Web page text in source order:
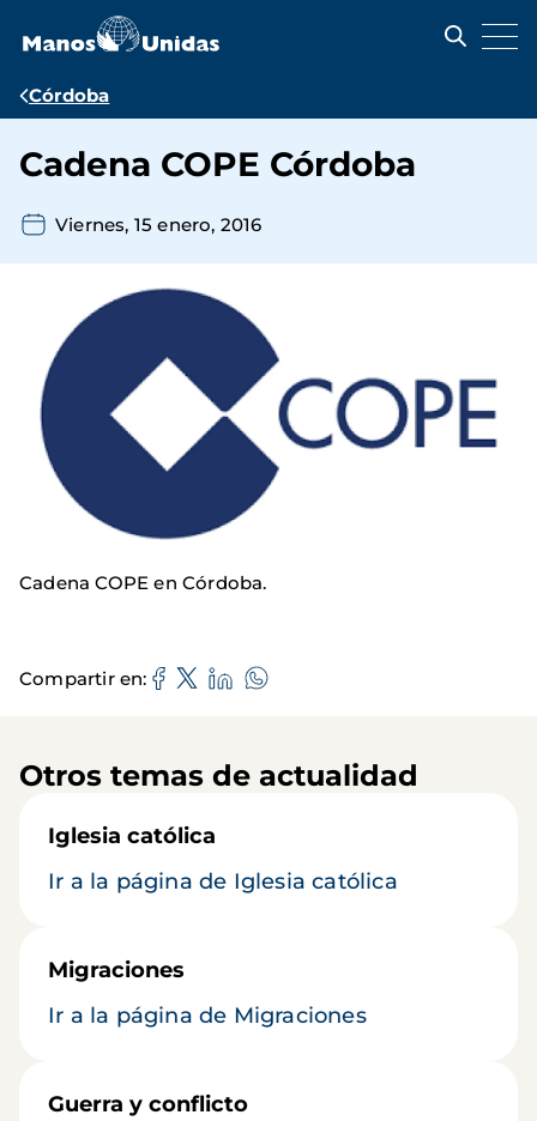
contenido
Ruta
navegación
Córdoba
Cadena COPE Córdoba
Viernes, 15 enero, 2016
Cadena COPE en Córdoba.
Compartir en
Otros temas de actualidad
Iglesia católica
Ir a la página de Iglesia católica
Migraciones
Ir a la página de Migraciones
Guerra y conflicto